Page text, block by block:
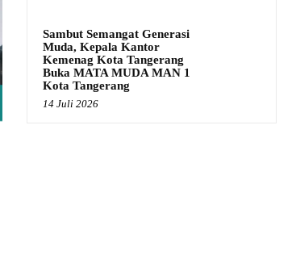
Sambut Semangat Generasi
Muda, Kepala Kantor
Kemenag Kota Tangerang
Buka MATA MUDA MAN 1
Kota Tangerang
14 Juli 2026